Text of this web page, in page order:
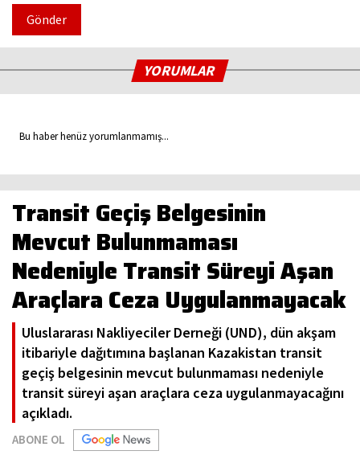
Gönder
YORUMLAR
Bu haber henüz yorumlanmamış...
Transit Geçiş Belgesinin
Mevcut Bulunmaması
Nedeniyle Transit Süreyi Aşan
Araçlara Ceza Uygulanmayacak
Uluslararası Nakliyeciler Derneği (UND), dün akşam
itibariyle dağıtımına başlanan Kazakistan transit
geçiş belgesinin mevcut bulunmaması nedeniyle
transit süreyi aşan araçlara ceza uygulanmayacağını
açıkladı.
ABONE OL